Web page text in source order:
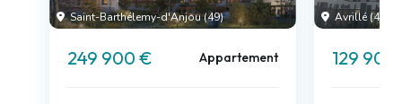
Saint-Barthélemy-d'Anjou (49)
249 900 € Appartement
Avrillé (49)
129